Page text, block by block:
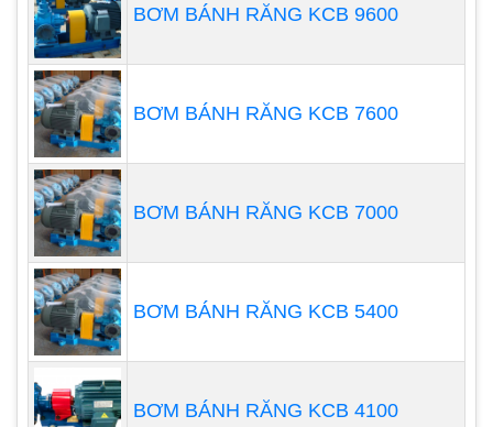
Khả năng điều chỉnh lưu lượng: Bơm có khả năng
kiểm soát lưu lượng bơm ra theo 3 chế độ phần
trăm: 100%, 50%, và 25%. Điều này giúp tùy chỉnh
quá trình định lượng theo nhu cầu cụ thể của ứng
dụng.
Điều chỉnh độ dài hành trình bơm:Bạn có thể
điều chỉnh độ dài hành trình bơm từ 0% đến 100%
bằng cách thủ công. Điều này cho phép bạn tuỳ
chỉnh quá trình định lượng để phù hợp với yêu cầu
BƠM BÁNH RĂNG KCB 9600
BƠM BÁNH RĂNG KCB 7600
BƠM BÁNH RĂNG KCB 7000
BƠM BÁNH RĂNG KCB 5400
BƠM BÁNH RĂNG KCB 4100